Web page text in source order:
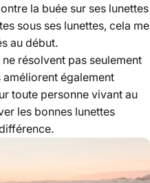
la buée sur ses lunettes
sous ses lunettes, cela me
au début.
résolvent pas seulement
également
toute personne vivant au
les bonnes lunettes